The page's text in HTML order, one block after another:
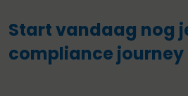
Start vandaag nog
compliance journey